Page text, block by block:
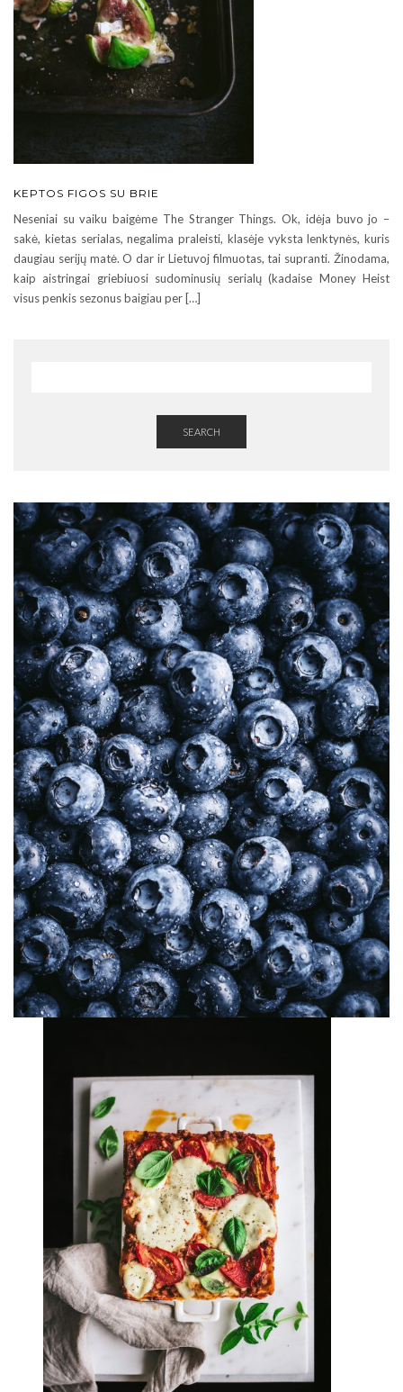
KEPTOS FIGOS SU BRIE
Neseniai su vaiku baigėme The Stranger Things. Ok, idėja buvo jo –
sakė, kietas serialas, negalima praleisti, klasėje vyksta lenktynės, kuris
daugiau serijų matė. O dar ir Lietuvoj filmuotas, tai supranti. Žinodama,
kaip aistringai griebiuosi sudominusių serialų (kadaise Money Heist
visus penkis sezonus baigiau per […]
SEARCH